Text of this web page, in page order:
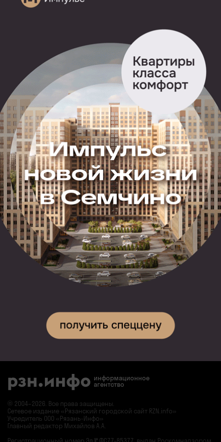
В Рязани мужчина выпал из окна. Соответствующую
информацию подтвердили в пресс-службе
регионального УМВД.
Инцидент произошел 16 апреля на улице
Гражданской. Пострадавшего госпитализировали.
Полиция проводит проверку. По словам очевидцев,
выпавший устанавливал кондиционер.
Подписывайтесь на наш канал вTelegramи будьте в
курсе главных новостей
информационное
агентство
© 2004–2026. Все права защищены.
Сетевое издание «Рязанский городской сайт RZN.info»
Учредитель ООО «Рязань-Инфо»
Главный редактор Михайлов А.А.